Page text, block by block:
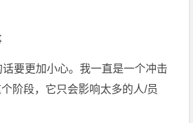
要更加小心。我一直是一个冲击
阶段，它只会影响太多的人/员